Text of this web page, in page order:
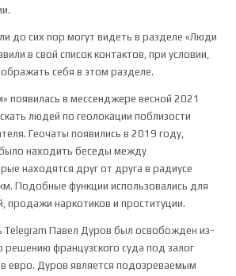
до сих пор могут видеть в разделе «Люди
в свой список контактов, при условии,
себя в этом разделе.
появилась в мессенджере весной 2021
людей по геолокации поблизости
Геочаты появились в 2019 году,
находить беседы между
находятся друг от друга в радиусе
Подобные функции использовались для
продажи наркотиков и проституции.
Telegram Павел Дуров был освобожден из-
решению французского суда под залог
евро. Дуров является подозреваемым